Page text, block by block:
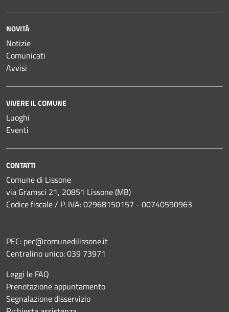
NOVITÀ
Notizie
Comunicati
Avvisi
VIVERE IL COMUNE
Luoghi
Eventi
CONTATTI
Comune di Lissone
via Gramsci 21, 20851 Lissone (MB)
Codice fiscale / P. IVA: 02968150157 - 00740590963
PEC: pec@comunedilissone.it
Centralino unico:039 73971
Leggi le FAQ
Prenotazione appuntamento
Segnalazione disservizio